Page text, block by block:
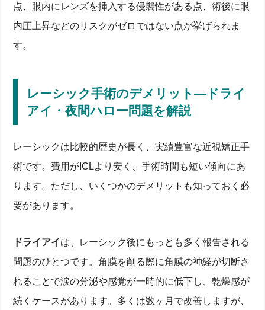
点、眼内にレンズを挿入する侵襲性がある点、術後に眼
内圧上昇などのリスクがゼロではない点が挙げられま
す。
レーシック手術のデメリット―ドライ
アイ・夜間ハロー問題を解説
レーシックは比較的歴史が長く、実績豊富な近視矯正手
術です。費用がICLより安く、手術時間も短い傾向にあ
ります。ただし、いくつかのデメリットも知っておく必
要があります。
ドライアイは、レーシック後にもっとも多く報告される
問題のひとつです。角膜を削る際に角膜の神経が切断さ
れることで涙の分泌や感覚が一時的に低下し、乾燥感が
続くケースがあります。多くは数ヶ月で改善しますが、